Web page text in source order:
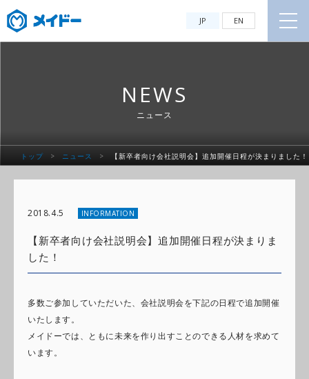
JP EN
NEWS
ニュース
トップ > ニュース > 【新卒者向け会社説明会】追加開催日程が決まりました！
2018.4.5 INFORMATION
【新卒者向け会社説明会】追加開催日程が決まりま
した！
多数ご参加していただいた、会社説明会を下記の日程で追加開催
いたします。
メイドーでは、ともに未来を作り出すことのできる人材を求めて
います。